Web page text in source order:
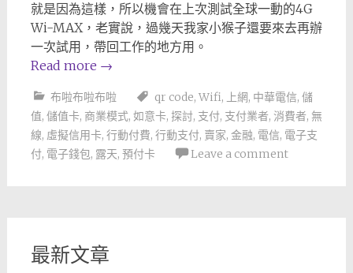
就是因為這樣，所以機會在上次測試全球一動的4G
Wi-MAX，老實說，過幾天我家小猴子還要來去再辦
一次試用，帶回工作的地方用。
Read more →
布啦布啦布啦 qr code, Wifi, 上網, 中華電信, 儲
值, 儲值卡, 商業模式, 如意卡, 探討, 支付, 支付業者, 消費者, 無
線, 虛擬信用卡, 行動付費, 行動支付, 賣家, 金融, 電信, 電子支
付, 電子錢包, 露天, 預付卡 Leave a comment
最新文章